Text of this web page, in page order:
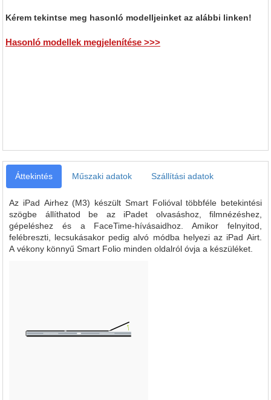
Kérem tekintse meg hasonló modelljeinket az alábbi linken!
Hasonló modellek megjelenítése >>>
Áttekintés Műszaki adatok Szállítási adatok
Az iPad Airhez (M3) készült Smart Folióval többféle betekintési
szögbe állíthatod be az iPadet olvasáshoz, filmnézéshez,
gépeléshez és a FaceTime-hívásaidhoz. Amikor felnyitod,
felébreszti, lecsukásakor pedig alvó módba helyezi az iPad Airt.
A vékony könnyű Smart Folio minden oldalról óvja a készüléket.